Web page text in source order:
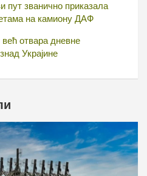
пут званично приказала
на камиону ДАФ
отвара дневне
Украјине